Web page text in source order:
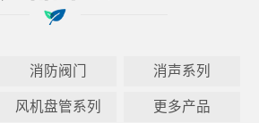
消防阀门 消声系列
风机盘管系列 更多产品